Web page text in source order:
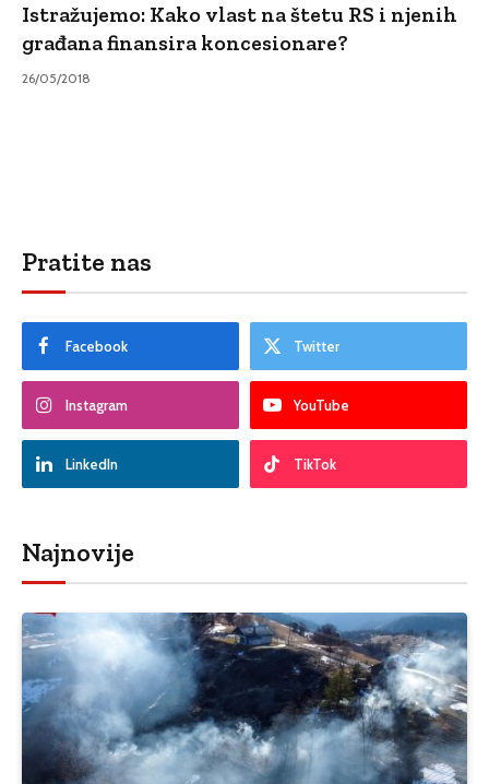
Istražujemo: Kako vlast na štetu RS i njenih
građana finansira koncesionare?
26/05/2018
Pratite nas
Facebook Twitter
Instagram YouTube
LinkedIn TikTok
Najnovije